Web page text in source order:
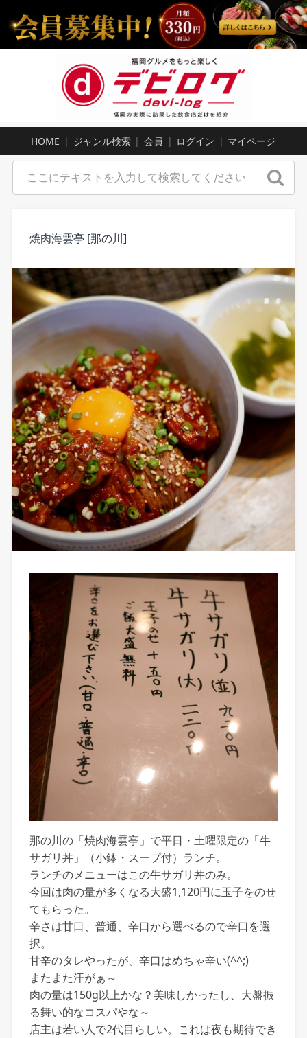
HOME ジャンル検索 会員 ログイン マイページ
焼肉海雲亭 [那の川]
那の川の「焼肉海雲亭」で平日・土曜限定の「牛
サガリ丼」（小鉢・スープ付）ランチ。
ランチのメニューはこの牛サガリ丼のみ。
今回は肉の量が多くなる大盛1,120円に玉子をのせ
てもらった。
辛さは甘口、普通、辛口から選べるので辛口を選
択。
甘辛のタレやったが、辛口はめちゃ辛い(^^;)
またまた汗がぁ～
肉の量は150g以上かな？美味しかったし、大盤振
る舞い的なコスパやな～
店主は若い人で2代目らしい。これは夜も期待でき